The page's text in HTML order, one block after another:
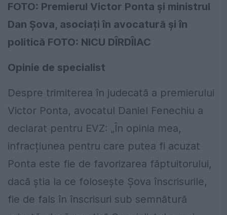
FOTO: Premierul Victor Ponta și ministrul
Dan Șova, asociați în avocatură și în
politică FOTO: NICU DÎRDÎIAC
Opinie de specialist
Despre trimiterea în judecată a premierului
Victor Ponta, avocatul Daniel Fenechiu a
declarat pentru EVZ: „În opinia mea,
infracțiunea pentru care putea fi acuzat
Ponta este fie de favorizarea făptuitorului,
dacă știa la ce folosește Șova înscrisurile,
fie de fals în înscrisuri sub semnătură